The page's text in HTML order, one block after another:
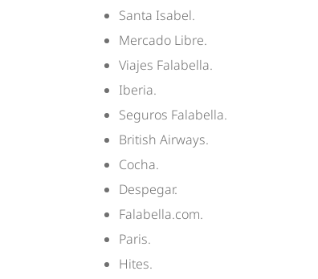
Santa Isabel.
Mercado Libre.
Viajes Falabella.
Iberia.
Seguros Falabella.
British Airways.
Cocha.
Despegar.
Falabella.com.
Paris.
Hites.